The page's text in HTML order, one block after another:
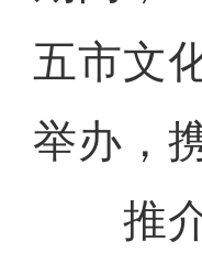
五市文
举办，
推介